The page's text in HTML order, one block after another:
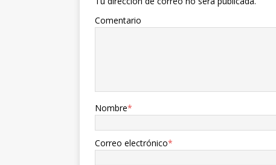
Comentario
Nombre*
Correo electrónico*